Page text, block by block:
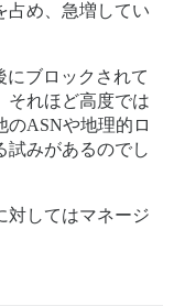
占め、急増してい
にブロックされて
それほど高度では
のASNや地理的ロ
試みがあるのでし
対してはマネージ